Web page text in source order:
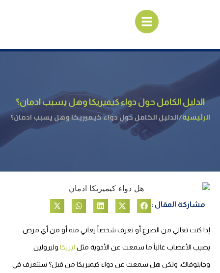
الدليل الكامل حول دواء كيميريكا وهل يسبب ادمان؟
الرئيسية/الدليل الكامل حول دواء كيميريكا وهل يسبب ادمان؟
مشاركة المقال :
إذا كنت تعاني من الصرع أو تعرف شخصاً يعاني منه أو من أي مرض
يصيب الأعصاب غالباً ما سمعت عن الأدوية مثل ليريكا وليرولين
وجابلوفاك، ولكن هل سمعت عن دواء كيميريكا من قبل؟ سنتعرف في